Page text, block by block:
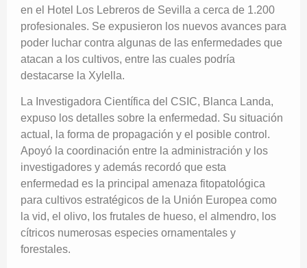
en el Hotel Los Lebreros de Sevilla a cerca de 1.200
profesionales. Se expusieron los nuevos avances para
poder luchar contra algunas de las enfermedades que
atacan a los cultivos, entre las cuales podría
destacarse la Xylella.
La Investigadora Científica del CSIC, Blanca Landa,
expuso los detalles sobre la enfermedad. Su situación
actual, la forma de propagación y el posible control.
Apoyó la coordinación entre la administración y los
investigadores y además recordó que esta
enfermedad es la principal amenaza fitopatológica
para cultivos estratégicos de la Unión Europea como
la vid, el olivo, los frutales de hueso, el almendro, los
cítricos numerosas especies ornamentales y
forestales.